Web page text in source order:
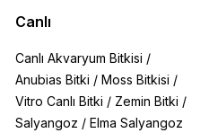
Canlı
Canlı Akvaryum Bitkisi /
Anubias Bitki / Moss Bitkisi /
Vitro Canlı Bitki / Zemin Bitki /
Salyangoz / Elma Salyangoz